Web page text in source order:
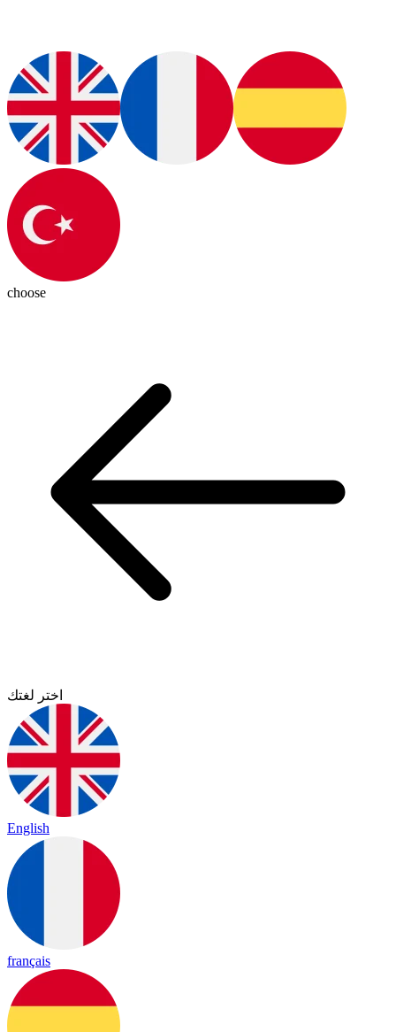
choose
اختر لغتك
English
français